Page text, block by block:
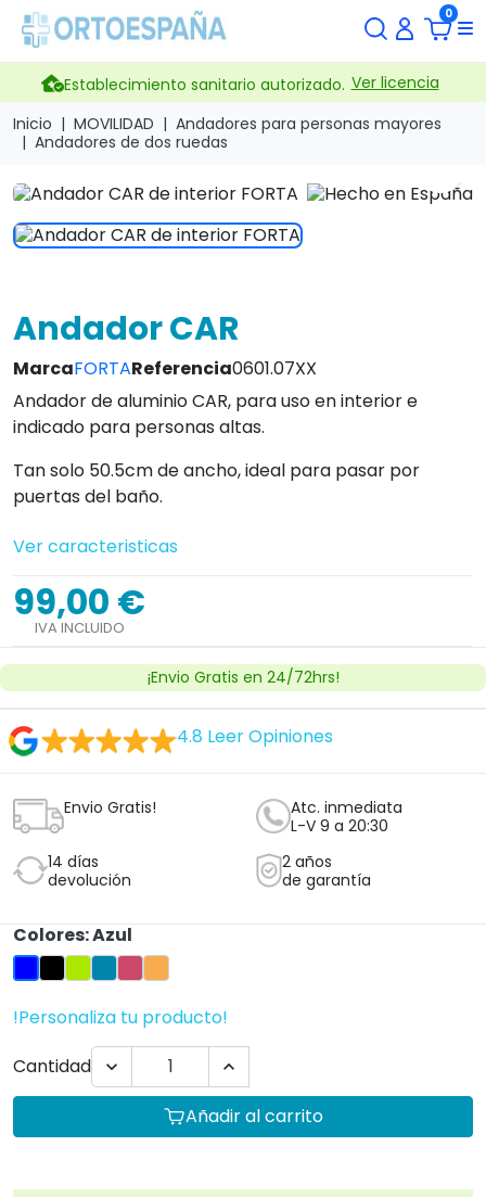
0
Establecimiento sanitario autorizado. Ver licencia
Inicio
MOVILIDAD
Andadores para personas mayores
Andadores de dos ruedas
Andador CAR
MarcaFORTAReferencia0601.07XX
Andador de aluminio CAR, para uso en interior e
indicado para personas altas.
Tan solo 50.5cm de ancho, ideal para pasar por
puertas del baño.
Ver caracteristicas
99,00 €
IVA INCLUIDO
¡Envio Gratis en 24/72hrs!
4.8 Leer Opiniones
Envio Gratis!
Atc. inmediata
L-V 9 a 20:30
14 días
devolución
2 años
de garantía
Colores: Azul
AzulNegroPistacho
Esmeralda
CoralVainilla
!Personaliza tu producto!
Cantidad
 
Añadir al carrito